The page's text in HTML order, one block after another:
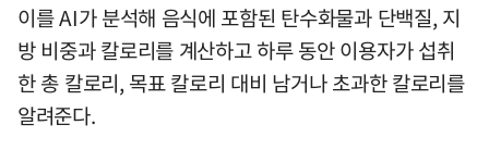
이를 AI가 분석해 음식에 포함된 탄수화물과 단백질, 지
방 비중과 칼로리를 계산하고 하루 동안 이용자가 섭취
한 총 칼로리, 목표 칼로리 대비 남거나 초과한 칼로리를
알려준다.